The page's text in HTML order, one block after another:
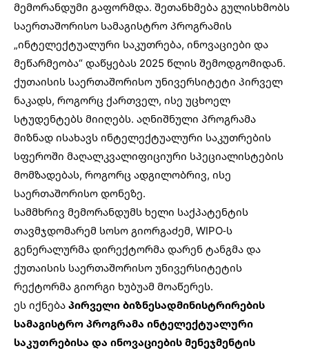
მემორანდუმი გაფორმდა. შეთანხმება გულისხმობს
საერთაშორისო სამაგისტრო პროგრამის
„ინტელექტუალური საკუთრება, ინოვაციები და
მეწარმეობა“ დაწყებას 2025 წლის შემოდგომიდან.
ქუთაისის საერთაშორისო უნივერსიტეტი პირველ
ნაკადს, როგორც ქართველ, ისე უცხოელ
სტუდენტებს მიიღებს. აღნიშნული პროგრამა
მიზნად ისახავს ინტელექტუალური საკუთრების
სფეროში მაღალკვალიფიციური სპეციალისტების
მომზადებას, როგორც ადგილობრივ, ისე
საერთაშორისო დონეზე.
სამმხრივ მემორანდუმს ხელი საქპატენტის
თავმჯდომარემ სოსო გიორგაძემ, WIPO-ს
გენერალურმა დირექტორმა დარენ ტანგმა და
ქუთაისის საერთაშორისო უნივერსიტეტის
რექტორმა გიორგი ხუბუამ მოაწერეს.
ეს იქნება პირველი ბიზნესადმინისტრირების
სამაგისტრო პროგრამა ინტელექტუალური
საკუთრებისა და ინოვაციების მენეჯმენტის